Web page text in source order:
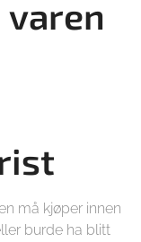
varen
må kjøper innen
burde ha blitt